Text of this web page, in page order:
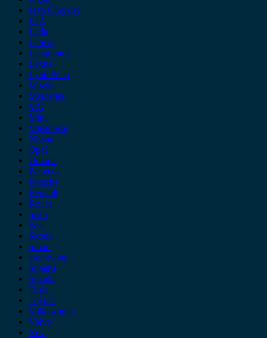
Jeep Chrysler
KIA
Lada
Lancia
Leapmotor
Lexus
Lynk & co
Mazda
Mercedes
MG
Mini
Mitsubishi
Nissan
Opel
Omoda
Peugeot
Porsche
Renault
Rover
Saab
Seat
Skoda
Smart
ssangyong
Subaru
Suzuki
Tesla
Toyota
Volkswagen
Volvo
Xev